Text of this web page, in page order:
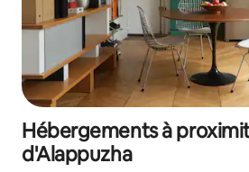
Hébergements à
d'Alappuzha